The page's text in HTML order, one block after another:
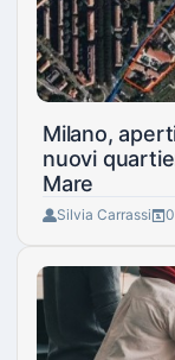
Milano,
nuovi
Mare
Silvia Carrassi